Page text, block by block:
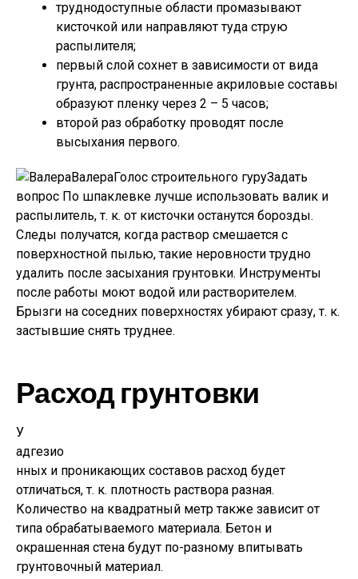
труднодоступные области промазывают
кисточкой или направляют туда струю
распылителя;
первый слой сохнет в зависимости от вида
грунта, распространенные акриловые составы
образуют пленку через 2 – 5 часов;
второй раз обработку проводят после
высыхания первого.
ВалераГолос строительного гуруЗадать
вопрос По шпаклевке лучше использовать валик и
распылитель, т. к. от кисточки останутся борозды.
Следы получатся, когда раствор смешается с
поверхностной пылью, такие неровности трудно
удалить после засыхания грунтовки. Инструменты
после работы моют водой или растворителем.
Брызги на соседних поверхностях убирают сразу, т. к.
застывшие снять труднее.
Расход грунтовки
У
адгезио
нных и проникающих составов расход будет
отличаться, т. к. плотность раствора разная.
Количество на квадратный метр также зависит от
типа обрабатываемого материала. Бетон и
окрашенная стена будут по-разному впитывать
грунтовочный материал.